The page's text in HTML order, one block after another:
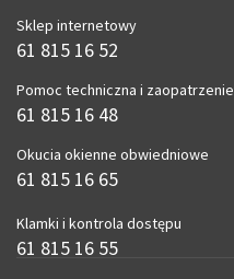
Sklep internetowy
61 815 16 52
Pomoc techniczna i zaopatrzenie
61 815 16 48
Okucia okienne obwiedniowe
61 815 16 65
Klamki i kontrola dostępu
61 815 16 55